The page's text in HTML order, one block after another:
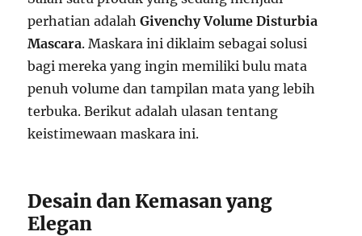
perhatian adalahGivenchy Volume Disturbia
Mascara. Maskara ini diklaim sebagai solusi
bagi mereka yang ingin memiliki bulu mata
penuh volume dan tampilan mata yang lebih
terbuka. Berikut adalah ulasan tentang
keistimewaan maskara ini.
Desain dan Kemasan yang
Elegan